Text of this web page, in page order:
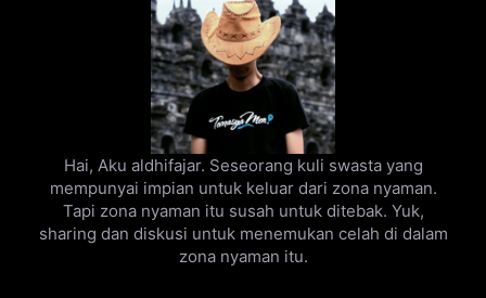
Hai, Aku aldhifajar. Seseorang kuli swasta yang
mempunyai impian untuk keluar dari zona nyaman.
Tapi zona nyaman itu susah untuk ditebak. Yuk,
sharing dan diskusi untuk menemukan celah di dalam
zona nyaman itu.